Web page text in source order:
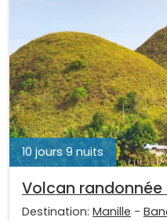
10 jours 9 nuits
Volcan randonnée
Destination: Manille -